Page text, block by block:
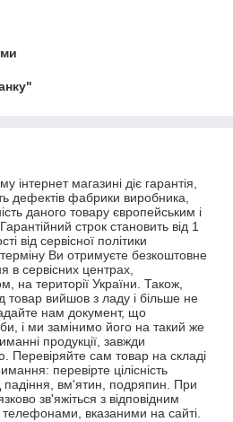
магазині діє гарантія,
дефектів фабрики виробника,
даного товару європейським і
строк становить від 1
від сервісної політики
Ви отримуєте безкоштовне
в сервісних центрах,
на території України. Також,
товар вийшов з ладу і більше не
нам документ, що
і ми замінимо його на такий же
продукції, завжди
Перевіряйте сам товар на складі
перевірте цілісність
падіння, вм'ятин, подряпин. При
зв'яжіться з відповідним
вказаними на сайті.